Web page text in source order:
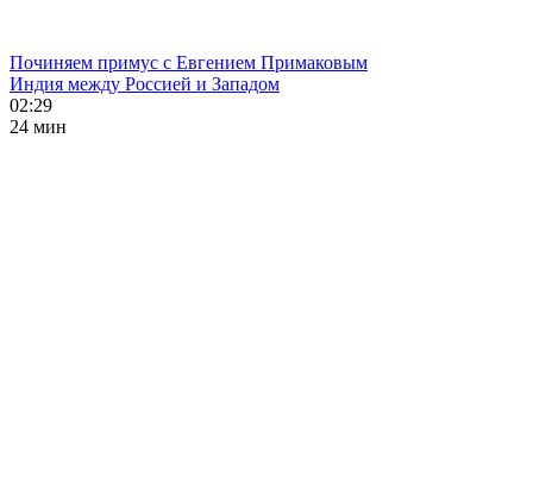
Починяем примус с Евгением Примаковым
Индия между Россией и Западом
02:29
24 мин